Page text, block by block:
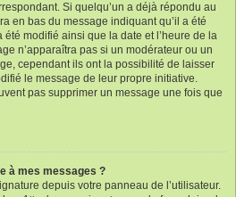
Si quelqu’un a déjà répondu au
en bas du message indiquant qu’il a été
été modifié ainsi que la date et l’heure de la
n’apparaîtra pas si un modérateur ou un
cependant ils ont la possibilité de laisser
le message de leur propre initiative.
pas supprimer un message une fois que
à mes messages ?
depuis votre panneau de l’utilisateur.